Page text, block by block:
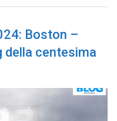
Boston –
della centesima